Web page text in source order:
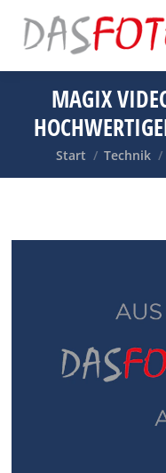
MAGIX
Sie befinden
Start Technik